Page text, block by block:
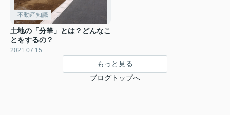
不動産知識
土地の「分筆」とは？どんなこ
とをするの？
2021.07.15
もっと見る
ブログトップへ